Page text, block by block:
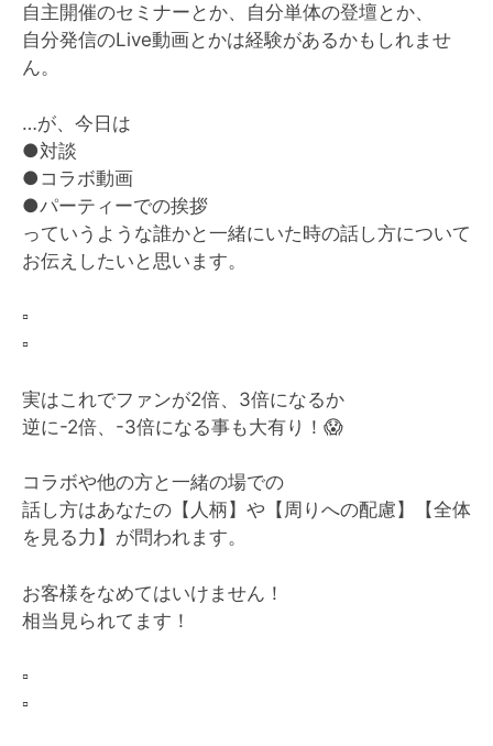
自主開催のセミナーとか、自分単体の登壇とか、
自分発信のLive動画とかは経験があるかもしれませ
ん。
…が、今日は
●対談
●コラボ動画
●パーティーでの挨拶
っていうような誰かと一緒にいた時の話し方について
お伝えしたいと思います。
▫️
▫️
実はこれでファンが2倍、3倍になるか
逆に-2倍、-3倍になる事も大有り！ 😱
コラボや他の方と一緒の場での
話し方はあなたの【人柄】や【周りへの配慮】【全体
を見る力】が問われます。
お客様をなめてはいけません！
相当見られてます！
▫️
▫️